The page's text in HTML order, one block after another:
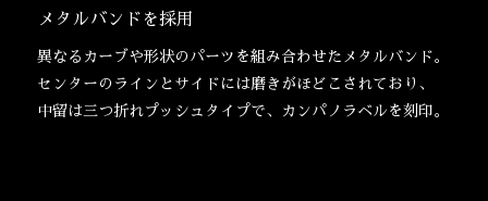
メタルバンドを採用
異なるカーブや形状のパーツを組み合わせたメタルバンド。
センターのラインとサイドには磨きがほどこされており、
中留は三つ折れプッシュタイプで、カンパノラベルを刻印。